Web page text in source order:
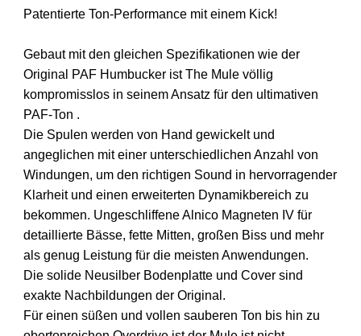
Patentierte Ton-Performance mit einem Kick!
Gebaut mit den gleichen Spezifikationen wie der
Original PAF Humbucker ist The Mule völlig
kompromisslos in seinem Ansatz für den ultimativen
PAF-Ton .
Die Spulen werden von Hand gewickelt und
angeglichen mit einer unterschiedlichen Anzahl von
Windungen, um den richtigen Sound in hervorragender
Klarheit und einen erweiterten Dynamikbereich zu
bekommen. Ungeschliffene Alnico Magneten IV für
detaillierte Bässe, fette Mitten, großen Biss und mehr
als genug Leistung für die meisten Anwendungen.
Die solide Neusilber Bodenplatte und Cover sind
exakte Nachbildungen der Original.
Für einen süßen und vollen sauberen Ton bis hin zu